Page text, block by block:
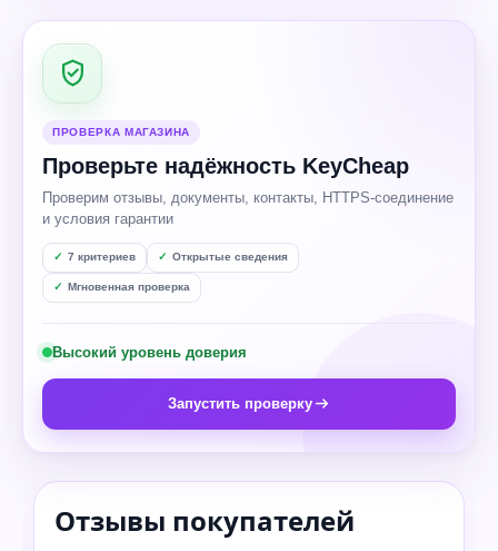
ПРОВЕРКА МАГАЗИНА
Проверьте надёжность KeyCheap
Проверим отзывы, документы, контакты, HTTPS-соединение
и условия гарантии
7 критериев Открытые сведения
Мгновенная проверка
Высокий уровень доверия
Запустить проверку